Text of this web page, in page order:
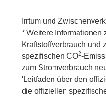
Irrtum und
* Weitere Informationen
Kraftstoffverbrauch und
spezifischen CO2-
zum Stromverbrauch
'Leitfaden über den
die offiziellen